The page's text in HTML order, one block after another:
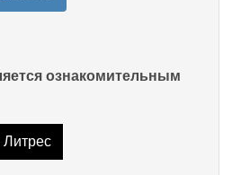
ознакомительным